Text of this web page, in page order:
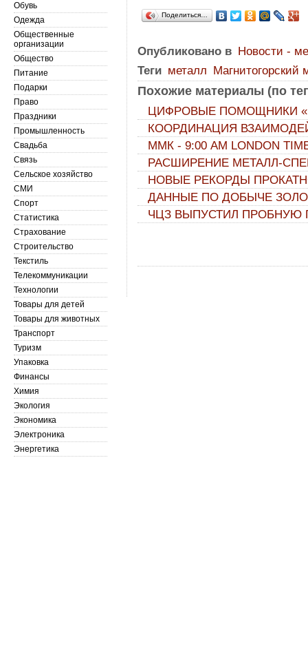
Поделиться…
Опубликовано в Новости -
Теги металл Магнитогорский
Похожие материалы (по
ЦИФРОВЫЕ ПОМОЩНИКИ
КООРДИНАЦИЯ
ММК - 9:00 АМ LONDON
РАСШИРЕНИЕ МЕТАЛЛ-
НОВЫЕ РЕКОРДЫ
ДАННЫЕ ПО ДОБЫЧЕ
ЧЦЗ ВЫПУСТИЛ ПРОБНУЮ
Обувь
Одежда
Общественные
организации
Общество
Питание
Подарки
Право
Праздники
Промышленность
Свадьба
Связь
Сельское хозяйство
СМИ
Спорт
Статистика
Страхование
Строительство
Текстиль
Телекоммуникации
Технологии
Товары для детей
Товары для животных
Транспорт
Туризм
Упаковка
Финансы
Химия
Экология
Экономика
Электроника
Энергетика